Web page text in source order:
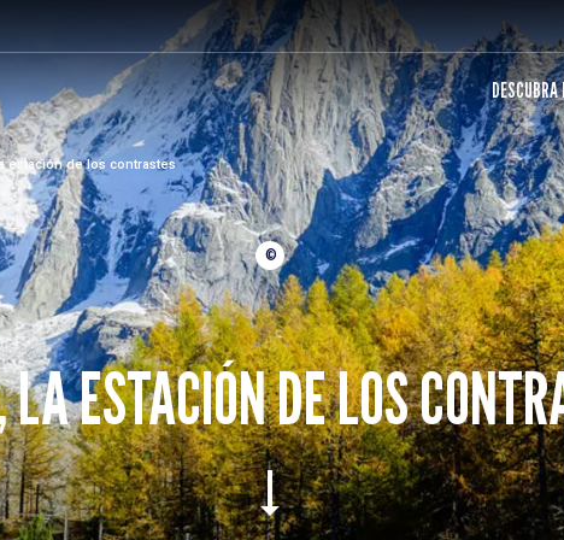
estación de los contrastes
LA ESTACIÓN DE LOS
©